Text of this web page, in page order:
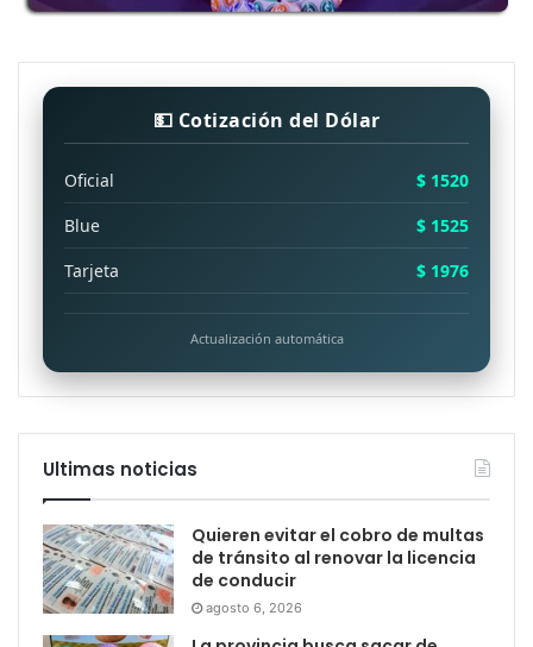
💵 Cotización del Dólar
Oficial
$ 1520
Blue
$ 1525
Tarjeta
$ 1976
Actualización automática
Ultimas noticias
Quieren evitar el cobro de multas
de tránsito al renovar la licencia
de conducir
agosto 6, 2026